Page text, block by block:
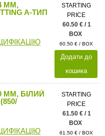
ММ,
A-ТИП
STARTING
PRICE
60.50 € / 1
BOX
60.50 € / BOX
Додати до
кошика
ММ, БІЛИЙ
STARTING
PRICE
61.50 € / 1
BOX
61.50 € / BOX